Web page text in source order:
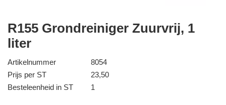
R155 Grondreiniger Zuurvrij, 1
liter
Artikelnummer
8054
Prijs per ST
23,50
Besteleenheid in ST
1